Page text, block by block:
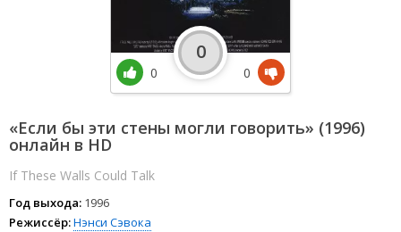
«Если бы эти стены могли говорить» (1996)
онлайн в HD
If These Walls Could Talk
Год выхода: 1996
Режиссёр:Нэнси Сэвока
0
0
0